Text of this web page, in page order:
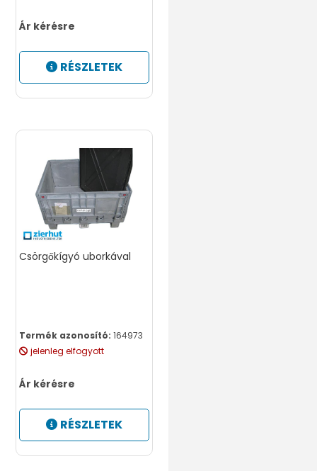
Ár kérésre
RÉSZLETEK
Csörgőkígyó uborkával
Termék azonosító: 164973
jelenleg elfogyott
Ár kérésre
RÉSZLETEK